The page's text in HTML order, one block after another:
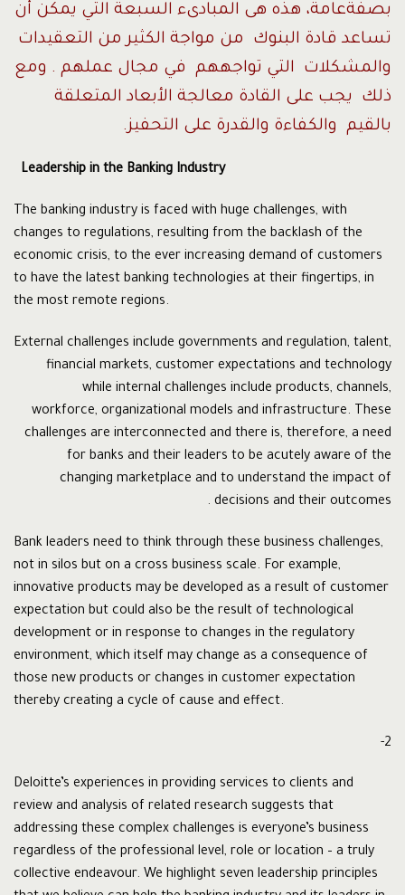
بصفةعامة، هذه هى المبادىء السبعة التي يمكن أن
تساعد قادة البنوك من مواجة الكثير من التعقيدات
والمشكلات التي تواجههم في مجال عملهم . ومع
ذلك يجب على القادة معالجة الأبعاد المتعلقة
بالقيم والكفاءة والقدرة على التحفيز.
Leadership in the Banking Industry
The banking industry is faced with huge challenges, with
changes to regulations, resulting from the backlash of the
economic crisis, to the ever increasing demand of customers
to have the latest banking technologies at their fingertips, in
the most remote regions.
External challenges include governments and regulation, talent,
financial markets, customer expectations and technology
while internal challenges include products, channels,
workforce, organizational models and infrastructure. These
challenges are interconnected and there is, therefore, a need
for banks and their leaders to be acutely aware of the
changing marketplace and to understand the impact of
decisions and their outcomes .
Bank leaders need to think through these business challenges,
not in silos but on a cross business scale. For example,
innovative products may be developed as a result of customer
expectation but could also be the result of technological
development or in response to changes in the regulatory
environment, which itself may change as a consequence of
those new products or changes in customer expectation
thereby creating a cycle of cause and effect.
2-
Deloitte’s experiences in providing services to clients and
review and analysis of related research suggests that
addressing these complex challenges is everyone’s business
regardless of the professional level, role or location – a truly
collective endeavour. We highlight seven leadership principles